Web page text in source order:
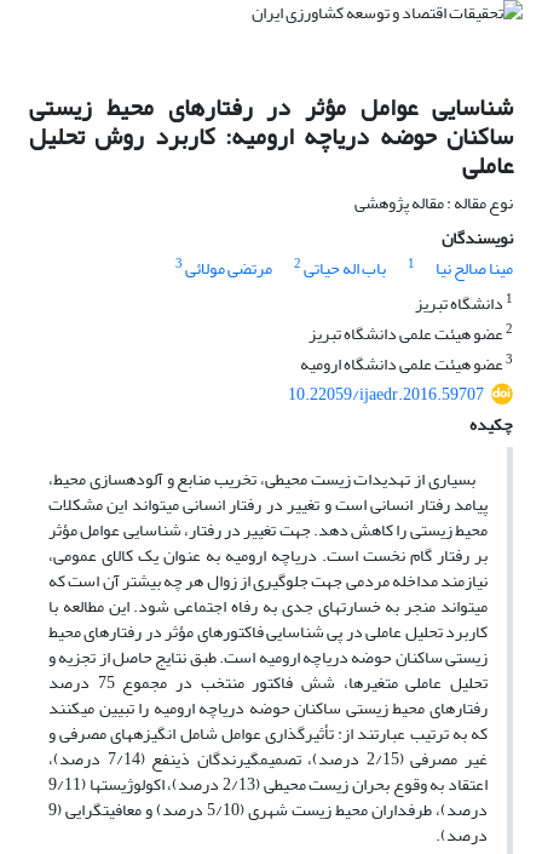
شناسایی عوامل مؤثر در رفتارهای محیط زیستی
ساکنان حوضه دریاچه ارومیه: کاربرد روش تحلیل
عاملی
نوع مقاله : مقاله پژوهشی
نویسندگان
مینا صالح نیا
1 باب اله حیاتی2 مرتضی مولائی3
1 دانشگاه تبریز
2عضو هیئت علمی دانشگاه تبریز
3عضو هیئت علمی دانشگاه ارومیه
10.22059/ijaedr.2016.59707
چکیده
بسیاری از تهدیدات زیست محیطی، تخریب منابع و آلوده­سازی محیط،
پیامد رفتار انسانی است و تغییر در رفتار انسانی می­تواند این مشکلات
محیط زیستی را کاهش دهد. جهت تغییر در رفتار، شناسایی عوامل مؤثر
بر رفتار گام نخست است. دریاچه ارومیه به عنوان یک کالای عمومی،
نیازمند مداخله مردمی جهت جلوگیری از زوال هر چه بیشتر آن است که
می­تواند منجر به خسارت­های جدی به رفاه اجتماعی شود. این مطالعه با
کاربرد تحلیل عاملی در پی شناسایی فاکتورهای مؤثر در رفتارهای محیط
زیستی ساکنان حوضه دریاچه ارومیه است. طبق نتایج حاصل از تجزیه و
تحلیل عاملی متغیرها، شش فاکتور منتخب در مجموع 75 درصد
رفتارهای محیط زیستی ساکنان حوضه دریاچه ارومیه را تبیین می­کنند
که به ترتیب عبارتند از: تأثیرگذاری عوامل شامل انگیزه­های مصرفی و
غیر مصرفی (2/15 درصد)، تصمیم­گیرندگان ذی­نفع (7/14 درصد)،
اعتقاد به وقوع بحران زیست محیطی (2/13 درصد)، اکولوژیست­ها (9/11
درصد)، طرفداران محیط زیست شهری (5/10 درصد) و معافیت­گرایی (9
درصد).